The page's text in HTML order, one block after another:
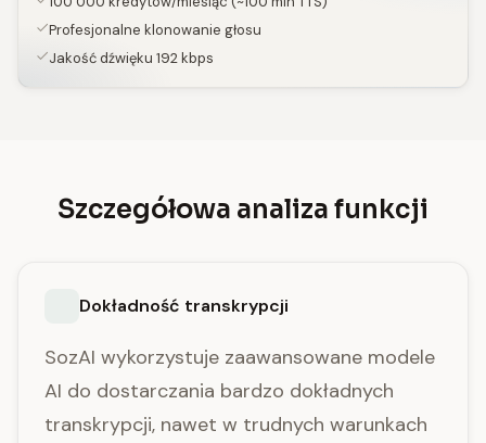
Profesjonalne klonowanie głosu
Jakość dźwięku 192 kbps
Szczegółowa analiza funkcji
Dokładność transkrypcji
SozAI wykorzystuje zaawansowane modele
AI do dostarczania bardzo dokładnych
transkrypcji, nawet w trudnych warunkach